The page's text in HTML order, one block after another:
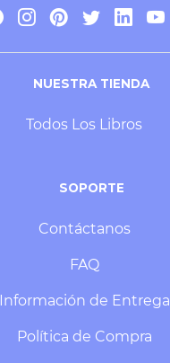
NUESTRA TIENDA
Todos Los Libros
SOPORTE
Contáctanos
FAQ
Información de Entrega
Política de Compra